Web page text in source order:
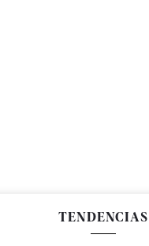
TENDENCIAS